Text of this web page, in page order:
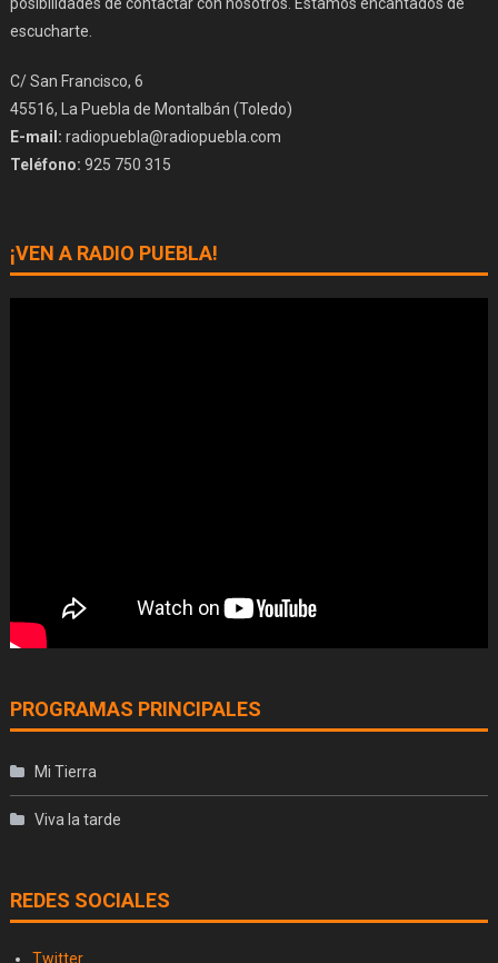
posibilidades de contactar con nosotros. Estamos encantados de
escucharte.
C/ San Francisco, 6
45516, La Puebla de Montalbán (Toledo)
E-mail: radiopuebla@radiopuebla.com
Teléfono: 925 750 315
¡VEN A RADIO PUEBLA!
PROGRAMAS PRINCIPALES
Mi Tierra
Viva la tarde
REDES SOCIALES
Twitter